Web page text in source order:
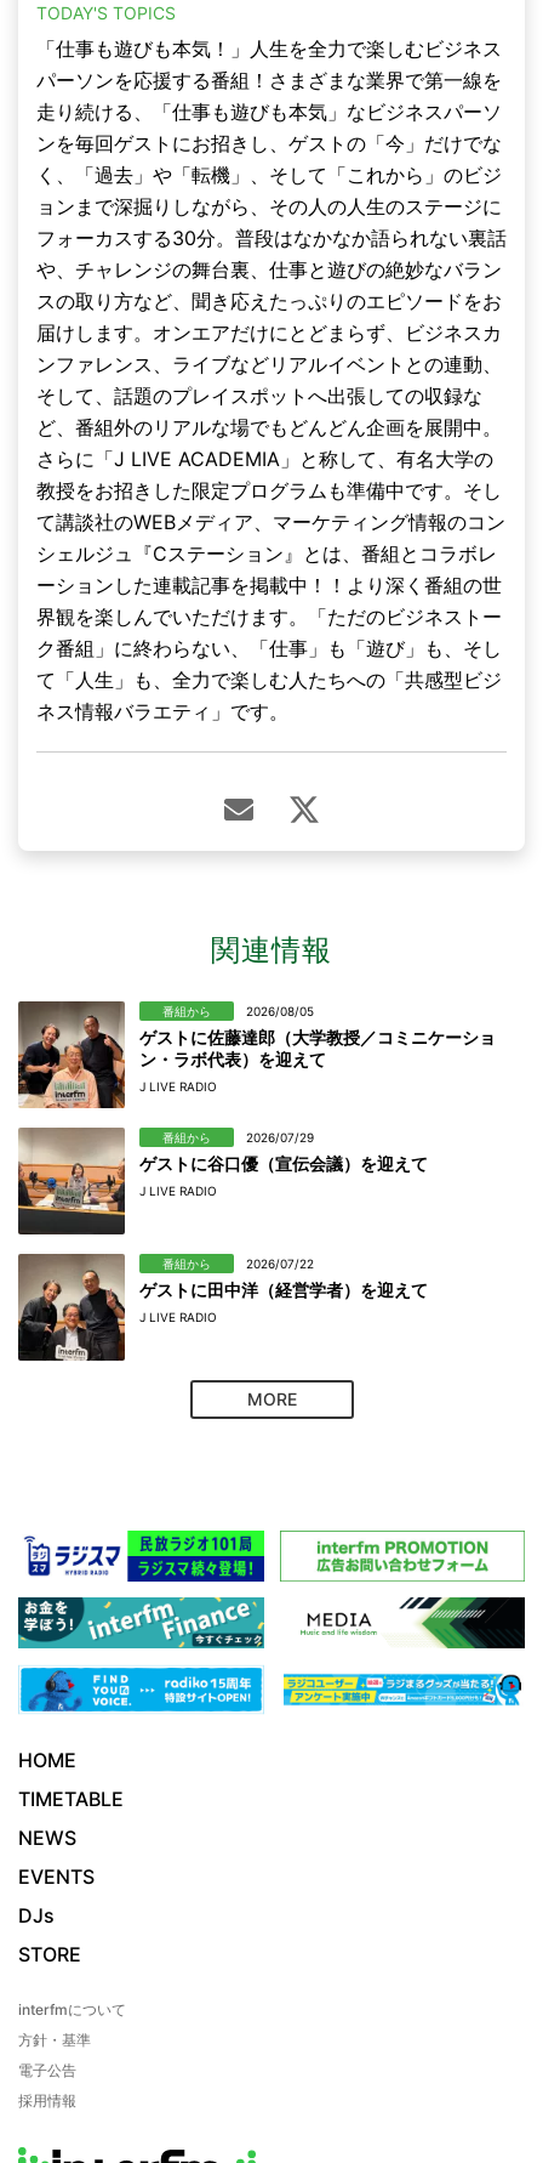
TODAY'S TOPICS
「仕事も遊びも本気！」人生を全力で楽しむビジネス
パーソンを応援する番組！さまざまな業界で第一線を
走り続ける、「仕事も遊びも本気」なビジネスパーソ
ンを毎回ゲストにお招きし、ゲストの「今」だけでな
く、「過去」や「転機」、そして「これから」のビジ
ョンまで深掘りしながら、その人の人生のステージに
フォーカスする30分。普段はなかなか語られない裏話
や、チャレンジの舞台裏、仕事と遊びの絶妙なバラン
スの取り方など、聞き応えたっぷりのエピソードをお
届けします。オンエアだけにとどまらず、ビジネスカ
ンファレンス、ライブなどリアルイベントとの連動、
そして、話題のプレイスポットへ出張しての収録な
ど、番組外のリアルな場でもどんどん企画を展開中。
さらに「J LIVE ACADEMIA」と称して、有名大学の
教授をお招きした限定プログラムも準備中です。そし
て講談社のWEBメディア、マーケティング情報のコン
シェルジュ『Cステーション』とは、番組とコラボレ
ーションした連載記事を掲載中！！より深く番組の世
界観を楽しんでいただけます。「ただのビジネストー
ク番組」に終わらない、「仕事」も「遊び」も、そし
て「人生」も、全力で楽しむ人たちへの「共感型ビジ
ネス情報バラエティ」です。
関連情報
番組から 2026/08/05
ゲストに佐藤達郎（大学教授／コミニケーショ
ン・ラボ代表）を迎えて
J LIVE RADIO
番組から 2026/07/29
ゲストに谷口優（宣伝会議）を迎えて
J LIVE RADIO
番組から 2026/07/22
ゲストに田中洋（経営学者）を迎えて
J LIVE RADIO
MORE
HOME
TIMETABLE
NEWS
EVENTS
DJs
STORE
interfmについて
方針・基準
電子公告
採用情報